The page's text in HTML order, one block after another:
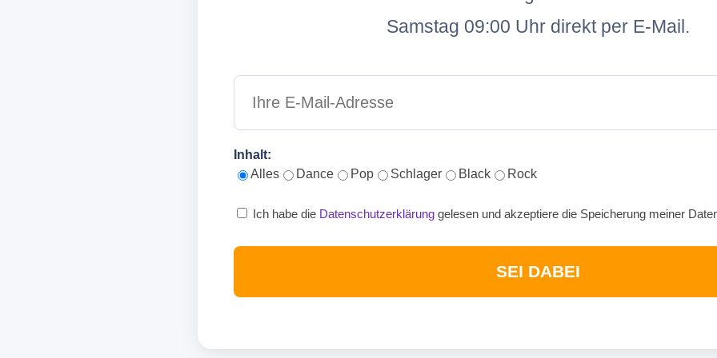
Samstag 09:00 Uhr direkt per E-Mail.
Inhalt:
Alles
Dance Pop Schlager Black Rock
Ich habe die Datenschutzerklärung gelesen und akzeptiere die Speicherung meiner
SEI DABEI